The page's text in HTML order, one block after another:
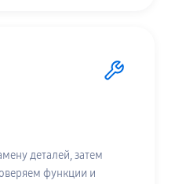
деталей, затем
функции и